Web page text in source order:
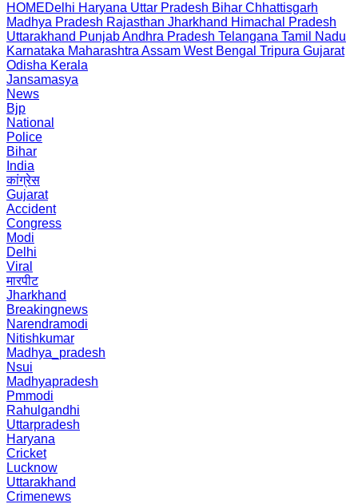
HOMEDelhi Haryana Uttar Pradesh Bihar Chhattisgarh
Madhya Pradesh Rajasthan Jharkhand Himachal Pradesh
Uttarakhand PunjabAndhra Pradesh Telangana Tamil Nadu
Karnataka Maharashtra Assam West Bengal Tripura Gujarat
Odisha Kerala
Jansamasya
News
Bjp
National
Police
Bihar
India
कांग्रेस
Gujarat
Accident
Congress
Modi
Delhi
Viral
मारपीट
Jharkhand
Breakingnews
Narendramodi
Nitishkumar
Madhya_pradesh
Nsui
Madhyapradesh
Pmmodi
Rahulgandhi
Uttarpradesh
Haryana
Cricket
Lucknow
Uttarakhand
Crimenews